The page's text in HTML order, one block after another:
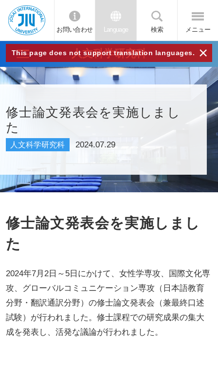
JIU
城西
国際
大学
お問い合わせ Language 検索 メニュー
This page does not support translation languages. ×
人文科学研究科
修士論文発表会を実施しまし
た
人文科学研究科 2024.07.29
修士論文発表会を実施しまし
た
2024年7月2日～5日にかけて、女性学専攻、国際文化専
攻、グローバルコミュニケーション専攻（日本語教育
分野・翻訳通訳分野）の修士論文発表会（兼最終口述
試験）が行われました。修士課程での研究成果の集大
成を発表し、活発な議論が行われました。